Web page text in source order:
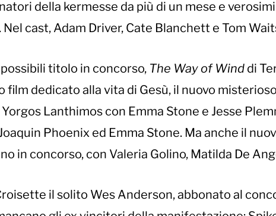
della kermesse da più di un mese e
Nel cast, Adam Driver, Cate Blanchett e Tom
titolo in concorso, The Way of Wind di
film dedicato alla vita di Gesù, il nuovo
Yorgos Lanthimos con Emma Stone e Jesse
Phoenix ed Emma Stone. Ma anche il
in concorso, con Valeria Golino, Matilda De
il solito Wes Anderson, abbonato al